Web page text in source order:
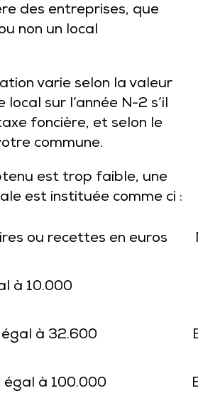
des entreprises, que
non un local
varie selon la valeur
sur l’année N-2 s’il
foncière, et selon le
commune.
est trop faible, une
est instituée comme ci :
ou recettes en euros
à 10.000
égal à 32.600
égal à 100.000